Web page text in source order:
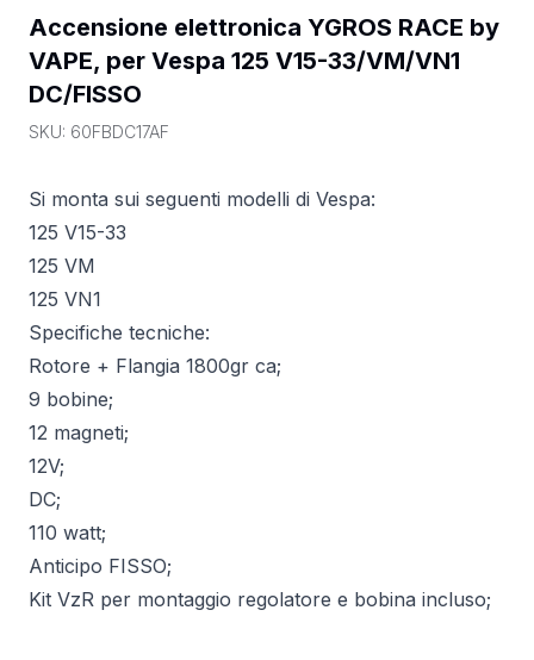
Accensione elettronica YGROS RACE by
VAPE, per Vespa 125 V15-33/VM/VN1
DC/FISSO
SKU: 60FBDC17AF
Si monta sui seguenti modelli di Vespa:
125 V15-33
125 VM
125 VN1
Specifiche tecniche:
Rotore + Flangia 1800gr ca;
9 bobine;
12 magneti;
12V;
DC;
110 watt;
Anticipo FISSO;
Kit VzR per montaggio regolatore e bobina incluso;